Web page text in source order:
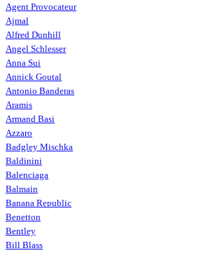
Agent Provocateur
Ajmal
Alfred Dunhill
Angel Schlesser
Anna Sui
Annick Goutal
Antonio Banderas
Aramis
Armand Basi
Azzaro
Badgley Mischka
Baldinini
Balenciaga
Balmain
Banana Republic
Benetton
Bentley
Bill Blass